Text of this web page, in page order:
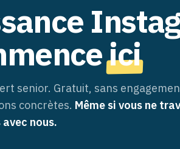
ici
senior. Gratuit, sans
concrètes. Même si vous ne
avec nous.